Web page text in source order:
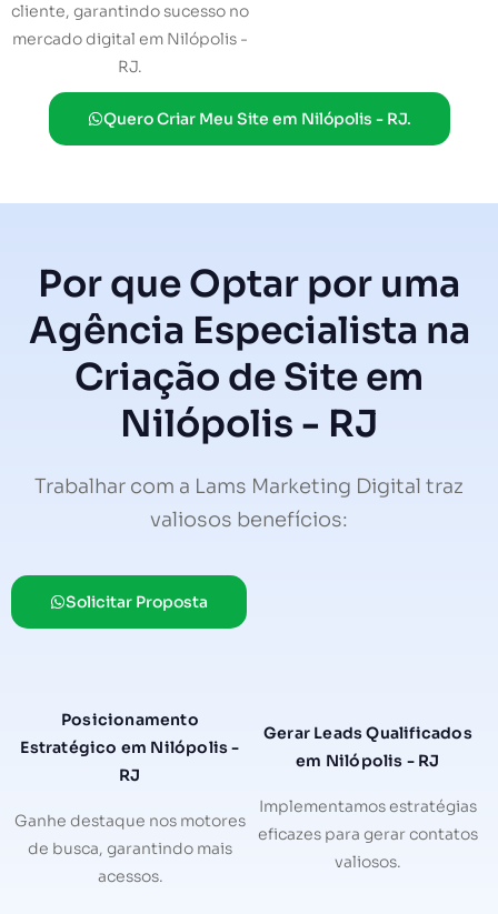
cliente, garantindo sucesso no
mercado digital em Nilópolis -
RJ.
Quero Criar Meu Site em Nilópolis - RJ.
Por que Optar por uma
Agência Especialista na
Criação de Site em
Nilópolis - RJ
Trabalhar com a Lams Marketing Digital traz
valiosos benefícios:
Solicitar Proposta
Posicionamento
Estratégico em Nilópolis -
RJ
Ganhe destaque nos motores
de busca, garantindo mais
acessos.
Gerar Leads Qualificados
em Nilópolis - RJ
Implementamos estratégias
eficazes para gerar contatos
valiosos.